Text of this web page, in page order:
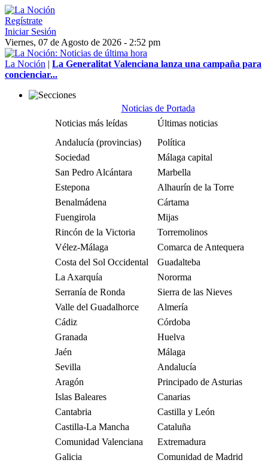
Regístrate
Iniciar Sesión
Viernes, 07 de Agosto de 2026 - 2:52 pm
La Noción | La Generalitat Valenciana lanza una campaña para
concienciar...
Noticias de Portada
Noticias más leídas
Últimas noticias
Andalucía (provincias)
Política
Sociedad
Málaga capital
San Pedro Alcántara
Marbella
Estepona
Alhaurín de la Torre
Benalmádena
Cártama
Fuengirola
Mijas
Rincón de la Victoria
Torremolinos
Vélez-Málaga
Comarca de Antequera
Costa del Sol Occidental
Guadalteba
La Axarquía
Nororma
Serranía de Ronda
Sierra de las Nieves
Valle del Guadalhorce
Almería
Cádiz
Córdoba
Granada
Huelva
Jaén
Málaga
Sevilla
Andalucía
Aragón
Principado de Asturias
Islas Baleares
Canarias
Cantabria
Castilla y León
Castilla-La Mancha
Cataluña
Comunidad Valenciana
Extremadura
Galicia
Comunidad de Madrid